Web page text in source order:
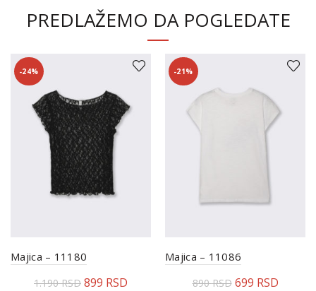
PREDLAŽEMO DA POGLEDATE
-24%
Majica – 11180
1.190RSD 899 RSD
-21%
Majica – 11086
890RSD 699 RSD